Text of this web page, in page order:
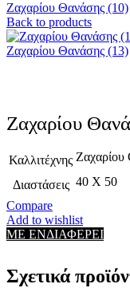
Ζαχαρίου Θανάσης (10)
Back to products
Ζαχαρίου Θανάσης (13)
Ζαχαρίου
Καλλιτέχνης Ζαχαρίου
Διαστάσεις 40 X 50
Compare
Add to wishlist
ΜΕ ΕΝΔΙΑΦΕΡΕΙ
Σχετικά